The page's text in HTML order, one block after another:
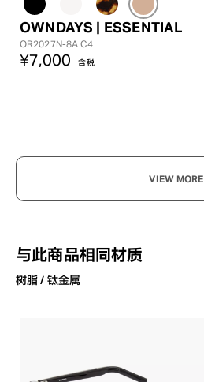
OWNDAYS | ESSENTIAL
OR2027N-8A C4
¥7,000 含税
VIEW MORE
与此商品相同材质
树脂 / 钛金属